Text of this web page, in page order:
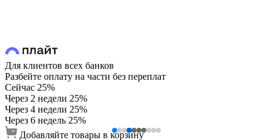
Для клиентов всех банков
Разбейте оплату на части без переплат
Сейчас 25%
Через 2 недели 25%
Через 4 недели 25%
Через 6 недель 25%
Добавляйте товары в корзину